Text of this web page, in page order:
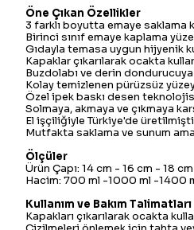
Öne Çıkan Özellikler
3 farklı boyutta emaye saklama
Birinci sınıf emaye kaplama
Gıdayla temasa uygun hijyenik
Kapaklar çıkarılarak ocakta
Buzdolabı ve derin
Kolay temizlenen pürüzsüz
Özel ipek baskı desen
Solmaya, akmaya ve çıkmaya
El işçiliğiyle Türkiye'de
Mutfakta saklama ve sunum
Ölçüler
Ürün Çapı: 14 cm - 16 cm - 18 cm
Hacim: 700 ml -1000 ml -1400
Kullanım ve Bakım Talimatları
Kapakları çıkarılarak ocakta